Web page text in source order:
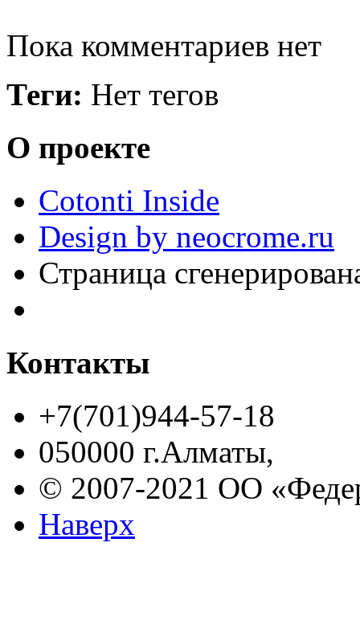
Пока комментариев нет
Теги: Нет тегов
О проекте
Cotonti Inside
Design by neocrome.ru
Страница
Контакты
+7(701)944-57-18
050000 г.Алматы,
© 2007-2021 ОО
Наверх